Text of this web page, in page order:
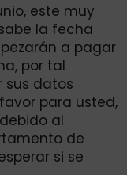
este muy
la fecha
a pagar
por tal
sus datos
para usted,
al
de
si se